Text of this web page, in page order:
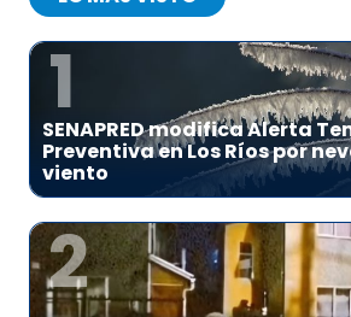
1
SENAPRED modifica Alerta
Preventiva en Los Ríos por
viento
2